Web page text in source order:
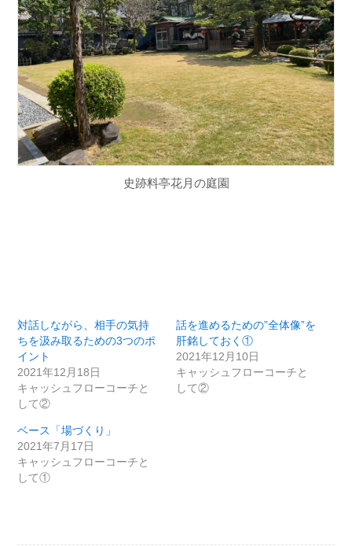
史跡料亭花月の庭園
対話しながら、相手の気持
ちを汲み取るための3つのポ
イント
2021年12月18日
キャッシュフローコーチと
して②
話を進めるための”全体像”を
肝銘しておく①
2021年12月10日
キャッシュフローコーチと
して②
ベース「場づくり」
2021年7月17日
キャッシュフローコーチと
して①